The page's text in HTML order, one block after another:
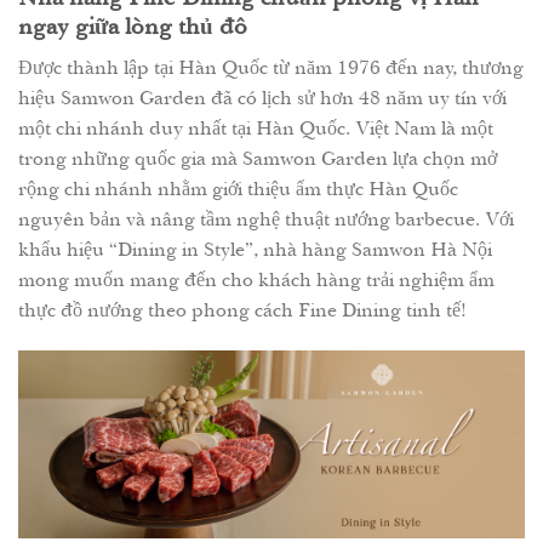
ngay giữa lòng thủ đô
Được thành lập tại Hàn Quốc từ năm 1976 đến nay, thương
hiệu Samwon Garden đã có lịch sử hơn 48 năm uy tín với
một chi nhánh duy nhất tại Hàn Quốc. Việt Nam là một
trong những quốc gia mà Samwon Garden lựa chọn mở
rộng chi nhánh nhằm giới thiệu ẩm thực Hàn Quốc
nguyên bản và nâng tầm nghệ thuật nướng barbecue. Với
khẩu hiệu “Dining in Style”, nhà hàng Samwon Hà Nội
mong muốn mang đến cho khách hàng trải nghiệm ẩm
thực đồ nướng theo phong cách Fine Dining tinh tế!